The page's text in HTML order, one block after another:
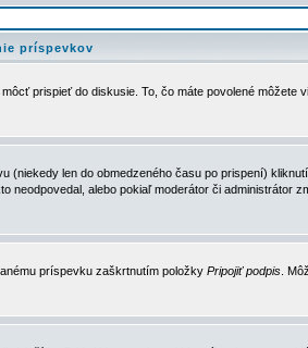
príspevkov
prispieť do diskusie. To, čo máte povolené môžete
(niekedy len do obmedzeného času po prispení)
alebo pokiaľ moderátor či administrátor
príspevku zaškrtnutím položky Pripojiť podpis .